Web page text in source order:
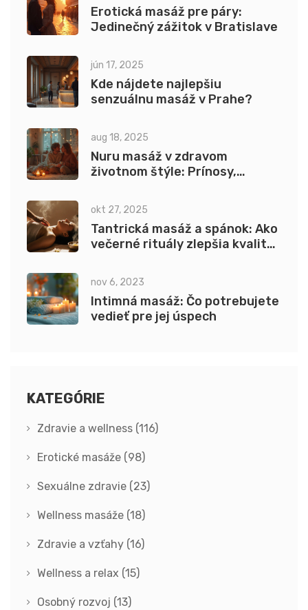
Erotická masáž pre páry:
Jedinečný zážitok v Bratislave
jún 17, 2025
Kde nájdete najlepšiu
senzuálnu masáž v Prahe?
aug 18, 2025
Nuru masáž v zdravom
životnom štýle: Prínosy,
okt 27, 2025
Tantrická masáž a spánok: Ako
večerné rituály zlepšia kvalitu
nov 6, 2023
Intimná masáž: Čo potrebujete
vedieť pre jej úspech
KATEGÓRIE
Zdravie a wellness (116)
Erotické masáže (98)
Sexuálne zdravie (23)
Wellness masáže (18)
Zdravie a vzťahy (16)
Wellness a relax (15)
Osobný rozvoj (13)